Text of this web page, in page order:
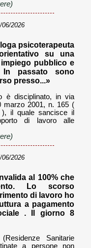
2026
psicoterapeuta
su una
pubblico e
In passato sono
presso...»
è disciplinato, in via
marzo 2001, n. 165 (
), il quale sancisce il
di lavoro alle
06/2026
al 100% che
Lo scorso
di lavoro ho
a pagamento
. Il giorno 8
Sanitarie
a persone non